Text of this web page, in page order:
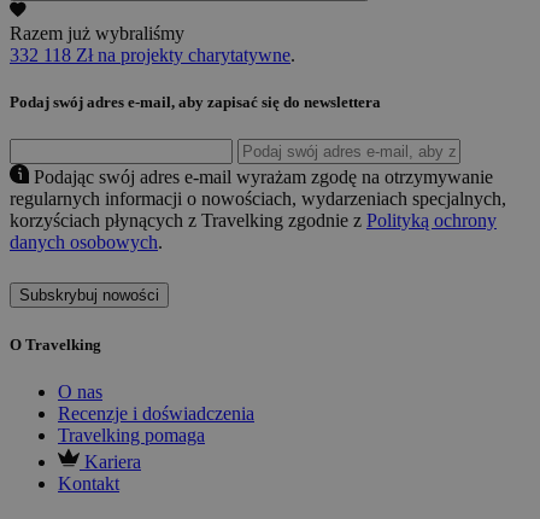
Razem już wybraliśmy
332 118 Zł na projekty charytatywne.
Podaj swój adres e-mail, aby zapisać się do newslettera
Podając swój adres e-mail wyrażam zgodę na otrzymywanie
regularnych informacji o nowościach, wydarzeniach specjalnych,
korzyściach płynących z Travelking zgodnie z Polityką ochrony
danych osobowych.
Subskrybuj nowości
O Travelking
O nas
Recenzje i doświadczenia
Travelking pomaga
Kariera
Kontakt